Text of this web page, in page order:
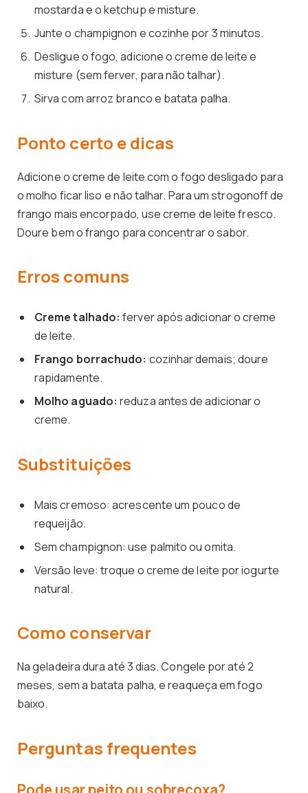
mostarda e o ketchup e misture.
Junte o champignon e cozinhe por 3 minutos.
Desligue o fogo, adicione o creme de leite e
misture (sem ferver, para não talhar).
Sirva com arroz branco e batata palha.
Ponto certo e dicas
Adicione o creme de leite com o fogo desligado para
o molho ficar liso e não talhar. Para um strogonoff de
frango mais encorpado, use creme de leite fresco.
Doure bem o frango para concentrar o sabor.
Erros comuns
Creme talhado: ferver após adicionar o creme
de leite.
Frango borrachudo: cozinhar demais; doure
rapidamente.
Molho aguado: reduza antes de adicionar o
creme.
Substituições
Mais cremoso: acrescente um pouco de
requeijão.
Sem champignon: use palmito ou omita.
Versão leve: troque o creme de leite por iogurte
natural.
Como conservar
Na geladeira dura até 3 dias. Congele por até 2
meses, sem a batata palha, e reaqueça em fogo
baixo.
Perguntas frequentes